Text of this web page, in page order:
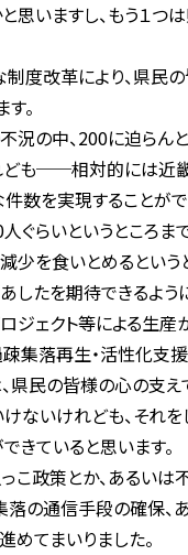
思いますし、もう１
制度改革により、県
。
の中、200に迫らん
も──相対的には近畿
数を実現することが
らいというところま
を食いとめるという
たを期待できるよう
ジェクト等による生
疎集落再生・活性化
県民の皆様の心の支
ないけれども、そ
きていると思います。
こ政策とか、あるい
の通信手段の確保
めてまいりました。